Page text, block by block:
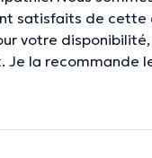
satisfaits de cette
votre
la recommande